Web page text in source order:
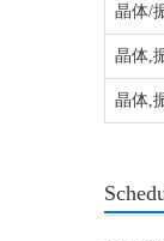
晶体/
晶体,
晶体,